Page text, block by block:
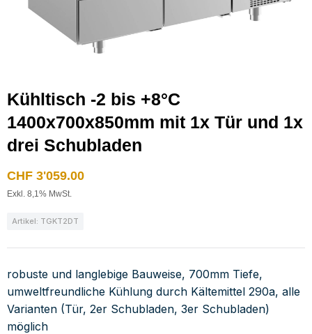
Kühltisch -2 bis +8°C
1400x700x850mm mit 1x Tür und 1x
drei Schubladen
CHF 3'059.00
Exkl. 8,1% MwSt.
Artikel: TGKT2DT
robuste und langlebige Bauweise, 700mm Tiefe,
umweltfreundliche Kühlung durch Kältemittel 290a, alle
Varianten (Tür, 2er Schubladen, 3er Schubladen)
möglich